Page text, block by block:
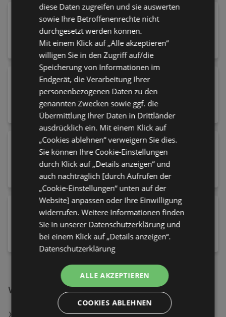
CATRICE Lipliner Long-Lasting Gel Glide
050 Sip & Slay
2,45 €
NYX PROFESSIONAL MAKEUP Foundation
Make 'EM Wonder 12 Natural
14,95 €
essence Mascara I Love Extreme Crazy
Volume Waterproof 01 Cozy Brown
2,95 €
essence Körperbalsam Balm Of Sunshine
Face & Body Glow Balm 10 Obsession De
La Lune
3,95 €
Weiterführende Links
diese Daten zugreifen und sie auswerten
sowie Ihre Betroffenenrechte nicht
durchgesetzt werden können.
Mit einem Klick auf „Alle akzeptieren“
willigen Sie in den Zugriff auf/die
Speicherung von Informationen im
Endgerät, die Verarbeitung Ihrer
personenbezogenen Daten zu den
genannten Zwecken sowie ggf. die
Übermittlung Ihrer Daten in Drittländer
ausdrücklich ein. Mit einem Klick auf
„Cookies ablehnen“ verweigern Sie dies.
Sie können Ihre Cookie-Einstellungen
durch Klick auf „Details anzeigen“ und
auch nachträglich [durch Aufrufen der
„Cookie-Einstellungen“ unten auf der
Website] anpassen oder Ihre Einwilligung
widerrufen. Weitere Informationen finden
Sie in unserer Datenschutzerklärung und
bei einem Klick auf „Details anzeigen“.
Datenschutzerklärung
ALLE AKZEPTIEREN
COOKIES ABLEHNEN